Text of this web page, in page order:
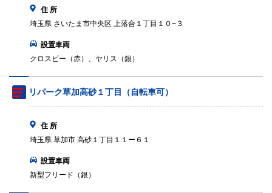
住 所
埼玉県 さいたま市中央区 上落合１丁目１０−３
設置車両
クロスビー（赤）、ヤリス（銀）
リパーク草加高砂１丁目（自転車可）
住 所
埼玉県 草加市 高砂１丁目１１ー６１
設置車両
新型フリード（銀）